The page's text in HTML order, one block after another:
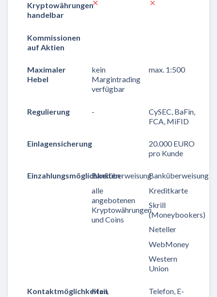
Kryptowährungen
handelbar
Kommissionen
auf Aktien
Maximaler
Hebel
kein
Margintrading
verfügbar
max. 1:500
Regulierung -
CySEC, BaFin,
FCA, MiFID
Einlagensicherung
20.000 EURO
pro Kunde
EinzahlungsmöglichkeitenBanküberweisung
alle
angebotenen
Kryptowährungen
und Coins
Banküberweisung
Kreditkarte
Skrill
(Moneybookers)
Neteller
WebMoney
Western
Union
Kontaktmöglichkeiten
Mail,
Telefon, E-